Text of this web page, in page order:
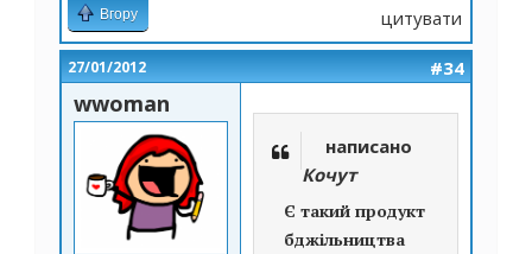
Вгору цитувати
27/01/2012 #34
wwoman
написано
Кочут
Є такий продукт
бджільництва